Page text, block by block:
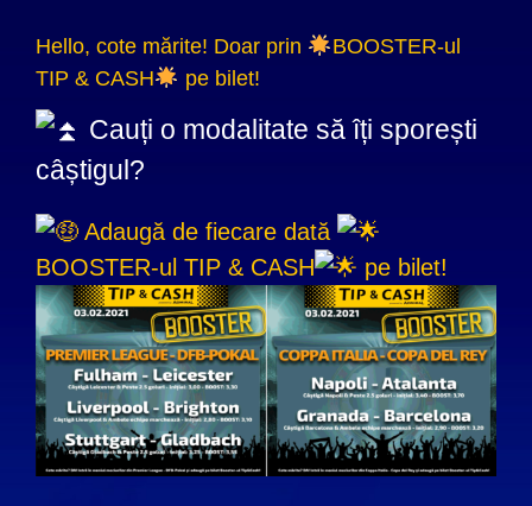
Hello, cote mărite! Doar prin
BOOSTER-ul
TIP & CASH
pe bilet!
Cauți o modalitate să îți sporești
câștigul?
Adaugă de fiecare dată
BOOSTER-ul TIP & CASH
pe bilet!